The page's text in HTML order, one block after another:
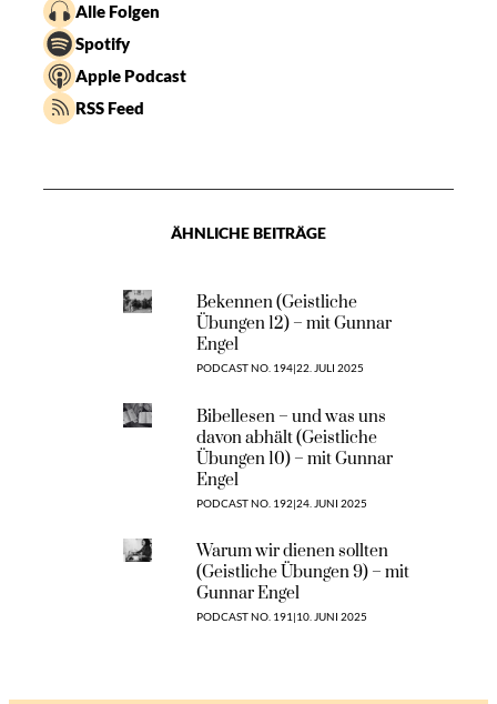
Alle Folgen
Spotify
Apple Podcast
RSS Feed
ÄHNLICHE BEITRÄGE
Bekennen (Geistliche
Übungen 12) – mit Gunnar
Engel
PODCAST NO. 194|22. JULI 2025
Bibellesen – und was uns
davon abhält (Geistliche
Übungen 10) – mit Gunnar
Engel
PODCAST NO. 192|24. JUNI 2025
Warum wir dienen sollten
(Geistliche Übungen 9) – mit
Gunnar Engel
PODCAST NO. 191 |10. JUNI 2025